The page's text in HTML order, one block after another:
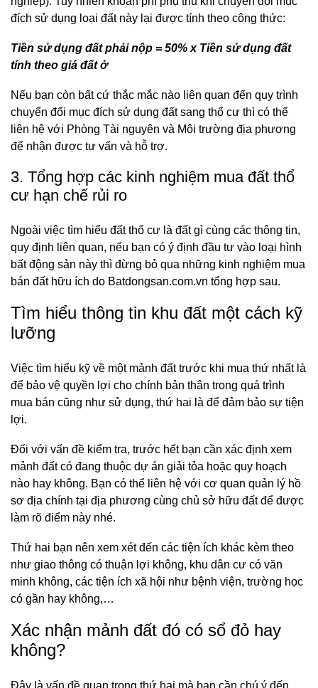
đích sử dụng loại đất này lại được tính theo công thức:
Tiền sử dụng đất phải nộp = 50% x Tiền sử dụng đất
tính theo giá đất ở
Nếu bạn còn bất cứ thắc mắc nào liên quan đến quy trình
chuyển đổi mục đích sử dụng đất sang thổ cư thì có thể
liên hệ với Phòng Tài nguyên và Môi trường địa phương
để nhận được tư vấn và hỗ trợ.
3. Tổng hợp các kinh nghiệm mua đất thổ
cư hạn chế rủi ro
Ngoài việc tìm hiểu đất thổ cư là đất gì cùng các thông tin,
quy định liên quan, nếu bạn có ý định đầu tư vào loại hình
bất động sản này thì đừng bỏ qua những kinh nghiệm mua
bán đất hữu ích do Batdongsan.com.vn tổng hợp sau.
Tìm hiểu thông tin khu đất một cách kỹ
lưỡng
Việc tìm hiểu kỹ về một mảnh đất trước khi mua thứ nhất là
để bảo vệ quyền lợi cho chính bản thân trong quá trình
mua bán cũng như sử dụng, thứ hai là để đảm bảo sự tiện
lợi.
Đối với vấn đề kiểm tra, trước hết bạn cần xác định xem
mảnh đất có đang thuộc dự án giải tỏa hoặc quy hoạch
nào hay không. Bạn có thể liên hệ với cơ quan quản lý hồ
sơ địa chính tại địa phương cùng chủ sở hữu đất để được
làm rõ điểm này nhé.
Thứ hai bạn nên xem xét đến các tiện ích khác kèm theo
như giao thông có thuận lợi không, khu dân cư có văn
minh không, các tiện ích xã hội như bệnh viện, trường học
có gần hay không,…
Xác nhận mảnh đất đó có sổ đỏ hay
không?
Đây là vấn đề quan trọng thứ hai mà bạn cần chú ý đến.